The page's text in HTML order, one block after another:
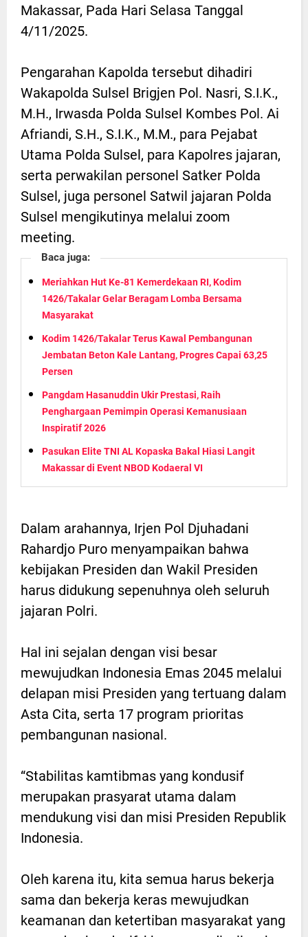
Makassar, Pada Hari Selasa Tanggal
4/11/2025.
Pengarahan Kapolda tersebut dihadiri
Wakapolda Sulsel Brigjen Pol. Nasri, S.I.K.,
M.H., Irwasda Polda Sulsel Kombes Pol. Ai
Afriandi, S.H., S.I.K., M.M., para Pejabat
Utama Polda Sulsel, para Kapolres jajaran,
serta perwakilan personel Satker Polda
Sulsel, juga personel Satwil jajaran Polda
Sulsel mengikutinya melalui zoom
meeting.
Baca juga:
Meriahkan Hut Ke-81 Kemerdekaan RI, Kodim
1426/Takalar Gelar Beragam Lomba Bersama
Masyarakat
Kodim 1426/Takalar Terus Kawal Pembangunan
Jembatan Beton Kale Lantang, Progres Capai 63,25
Persen
Pangdam Hasanuddin Ukir Prestasi, Raih
Penghargaan Pemimpin Operasi Kemanusiaan
Inspiratif 2026
Pasukan Elite TNI AL Kopaska Bakal Hiasi Langit
Makassar di Event NBOD Kodaeral VI
Dalam arahannya, Irjen Pol Djuhadani
Rahardjo Puro menyampaikan bahwa
kebijakan Presiden dan Wakil Presiden
harus didukung sepenuhnya oleh seluruh
jajaran Polri.
Hal ini sejalan dengan visi besar
mewujudkan Indonesia Emas 2045 melalui
delapan misi Presiden yang tertuang dalam
Asta Cita, serta 17 program prioritas
pembangunan nasional.
“Stabilitas kamtibmas yang kondusif
merupakan prasyarat utama dalam
mendukung visi dan misi Presiden Republik
Indonesia.
Oleh karena itu, kita semua harus bekerja
sama dan bekerja keras mewujudkan
keamanan dan ketertiban masyarakat yang